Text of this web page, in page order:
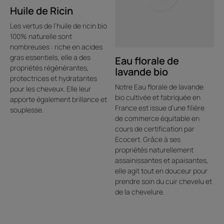
Huile de Ricin
Les vertus de l’huile de ricin bio
100% naturelle sont
nombreuses : riche en acides
gras essentiels, elle a des
propriétés régénérantes,
protectrices et hydratantes
pour les cheveux. Elle leur
apporte également brillance et
souplesse.
Eau florale de
lavande bio
Notre Eau florale de lavande
bio cultivée et fabriquée en
France est issue d’une filière
de commerce équitable en
cours de certification par
Ecocert. Grâce à ses
propriétés naturellement
assainissantes et apaisantes,
elle agit tout en douceur pour
prendre soin du cuir chevelu et
de la chevelure.